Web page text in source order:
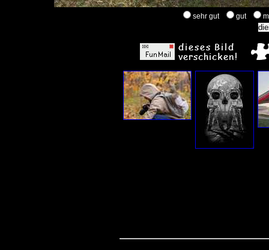
sehr gut gut